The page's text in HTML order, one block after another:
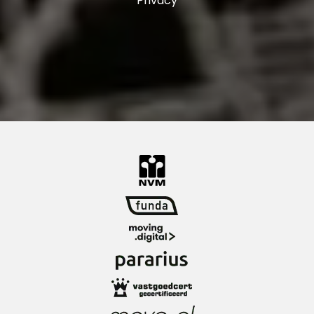
In de Stadsdriehoek zit je wat het openbaar
vervoer betreft op de eerste rij. Met station
Blaak heb je trein, metro én tram letterlijk om
Rotterdam Centraal, Dordrecht of verder het
land in. Ook metrostation Beurs ligt op
loopafstand, ideaal voor snelle verbindingen
op weg bent. Met de auto rijd je via de
Maasboulevard zo de stad uit richting de A16 of
A20. Of je nu binnen de stad blijft of daarbuiten
moet zijn, vanuit de Stadsdriehoek is alles
uitstekend bereikbaar.
Restaurants en uitgaansgelegenheden:
In de Stadsdriehoek zit je midden in het culinaire
hart van de stad. In de Markthal proef je